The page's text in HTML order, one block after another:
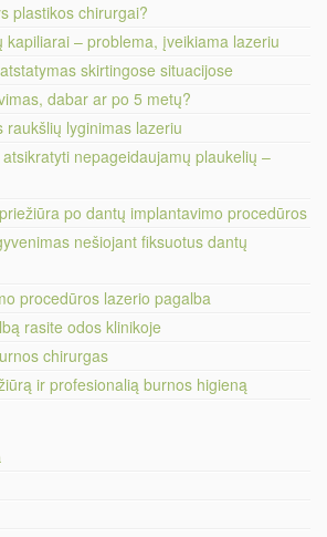
plastikos chirurgai?
kapiliarai – problema, įveikiama lazeriu
skirtingose situacijose
dabar ar po 5 metų?
raukšlių lyginimas lazeriu
nepageidaujamų plaukelių –
po dantų implantavimo procedūros
nešiojant fiksuotus dantų
procedūros lazerio pagalba
rasite odos klinikoje
chirurgas
ir profesionalią burnos higieną